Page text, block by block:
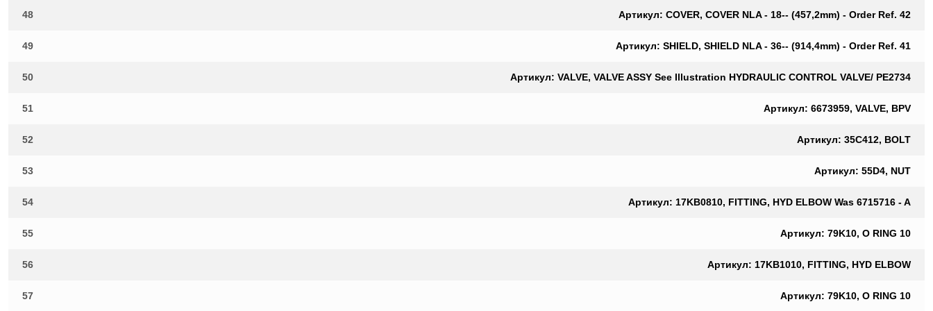
48 Артикул: COVER, COVER NLA - 18-- (457,2mm) - Order Ref. 42
49 Артикул: SHIELD, SHIELD NLA - 36-- (914,4mm) - Order Ref. 41
50 Артикул: VALVE, VALVE ASSY See Illustration HYDRAULIC CONTROL VALVE/ PE2734
51 Артикул: 6673959, VALVE, BPV
52 Артикул: 35C412, BOLT
53 Артикул: 55D4, NUT
54 Артикул: 17KB0810, FITTING, HYD ELBOW Was 6715716 - A
55 Артикул: 79K10, O RING 10
56 Артикул: 17KB1010, FITTING, HYD ELBOW
57 Артикул: 79K10, O RING 10